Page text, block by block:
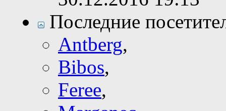
Последние
Antberg,
Bibos,
Feree,